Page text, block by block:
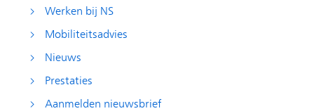
Werken bij NS
Mobiliteitsadvies
Nieuws
Prestaties
Aanmelden nieuwsbrief